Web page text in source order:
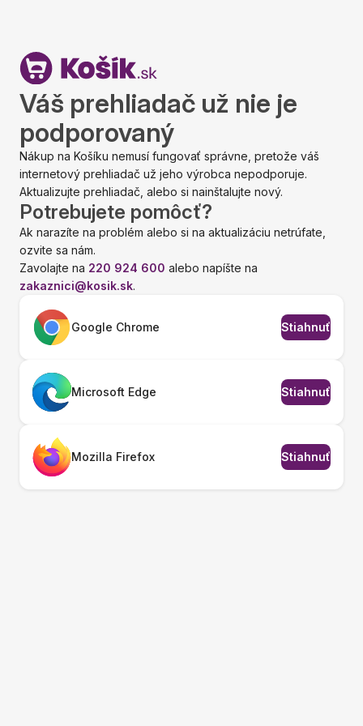
Váš prehliadač už nie je
podporovaný
Nákup na Košíku nemusí fungovať správne, pretože váš
internetový prehliadač už jeho výrobca nepodporuje.
Aktualizujte prehliadač, alebo si nainštalujte nový.
Potrebujete pomôcť?
Ak narazíte na problém alebo si na aktualizáciu netrúfate,
ozvite sa nám.
Zavolajte na 220 924 600 alebo napíšte na
zakaznici@kosik.sk.
Google Chrome Stiahnuť
Microsoft Edge Stiahnuť
Mozilla Firefox Stiahnuť